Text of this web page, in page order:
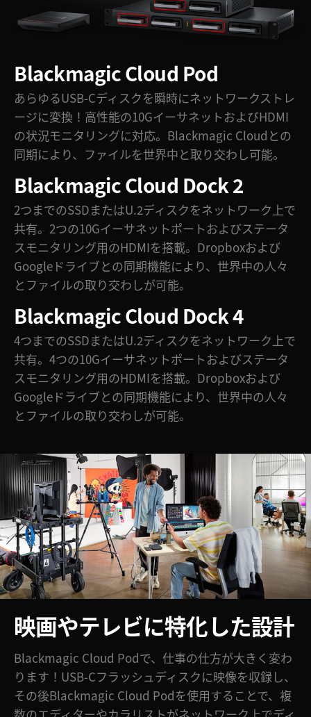
Spain
Chinese Taipei
Turkey
UAE
United Kingdom
United States
BlackmagicCloud Pod
あらゆるUSB-Cディスクを瞬時にネットワークストレ
ージに変換！高性能の10GイーサネットおよびHDMI
の状況モニタリングに対応。Blackmagic Cloudとの
同期により、ファイルを世界中と取り交わし可能。
BlackmagicCloud Dock 2
2つまでのSSDまたはU.2ディスクをネットワーク上で
共有。2つの10Gイーサネットポートおよびステータ
スモニタリング用のHDMIを搭載。Dropboxおよび
Googleドライブとの同期機能により、世界中の人々
とファイルの取り交わしが可能。
BlackmagicCloud Dock 4
4つまでのSSDまたはU.2ディスクをネットワーク上で
共有。4つの10Gイーサネットポートおよびステータ
スモニタリング用のHDMIを搭載。Dropboxおよび
Googleドライブとの同期機能により、世界中の人々
とファイルの取り交わしが可能。
映画やテレビに特化した設計
Blackmagic Cloud Podで、仕事の仕方が大きく変わ
ります！USB-Cフラッシュディスクに映像を収録し、
その後Blackmagic Cloud Podを使用することで、複